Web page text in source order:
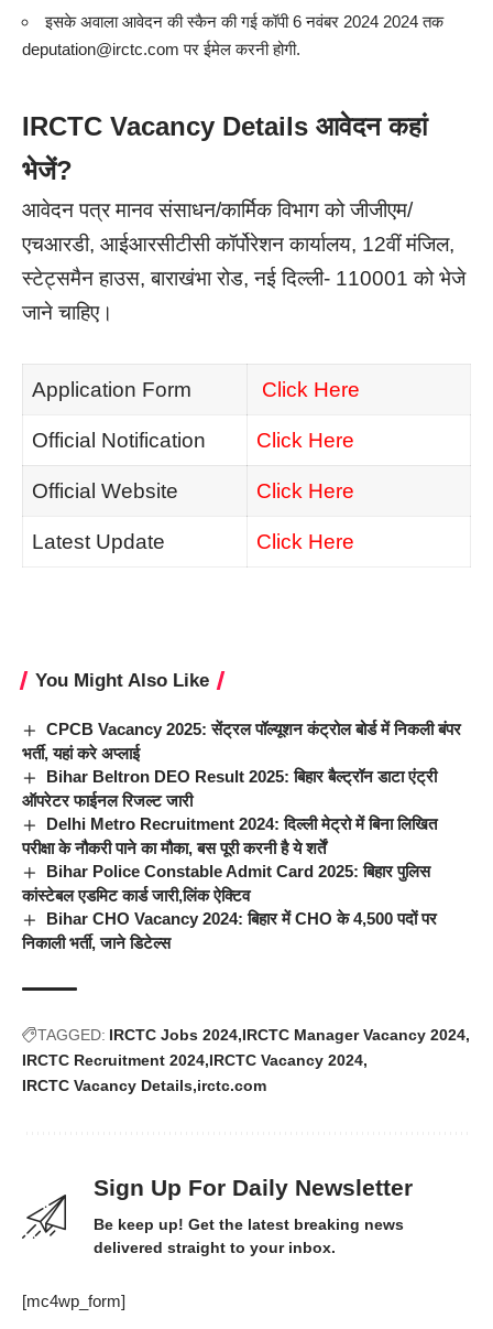
इसके अवाला आवेदन की स्कैन की गई कॉपी 6 नवंबर 2024 2024 तक
deputation@irctc.com पर ईमेल करनी होगी.
IRCTC Vacancy Details आवेदन कहां
भेजें?
आवेदन पत्र मानव संसाधन/कार्मिक विभाग को जीजीएम/
एचआरडी, आईआरसीटीसी कॉर्पोरेशन कार्यालय, 12वीं मंजिल,
स्टेट्समैन हाउस, बाराखंभा रोड, नई दिल्ली- 110001 को भेजे
जाने चाहिए।
Application Form Click Here
Official Notification Click Here
Official Website Click Here
Latest Update Click Here
You Might Also Like
CPCB Vacancy 2025: सेंट्रल पॉल्यूशन कंट्रोल बोर्ड में निकली बंपर
भर्ती, यहां करे अप्लाई
Bihar Beltron DEO Result 2025: बिहार बैल्ट्रॉन डाटा एंट्री
ऑपरेटर फाईनल रिजल्ट जारी
Delhi Metro Recruitment 2024: दिल्ली मेट्रो में बिना लिखित
परीक्षा के नौकरी पाने का मौका, बस पूरी करनी है ये शर्तें
Bihar Police Constable Admit Card 2025: बिहार पुलिस
कांस्टेबल एडमिट कार्ड जारी,लिंक ऐक्टिव
Bihar CHO Vacancy 2024: बिहार में CHO के 4,500 पदों पर
निकाली भर्ती, जाने डिटेल्स
TAGGED: IRCTC Jobs 2024 IRCTC Manager Vacancy 2024
IRCTC Recruitment 2024 IRCTC Vacancy 2024
IRCTC Vacancy Details irctc.com
Sign Up For Daily Newsletter
Be keep up! Get the latest breaking news
delivered straight to your inbox.
[mc4wp_form]